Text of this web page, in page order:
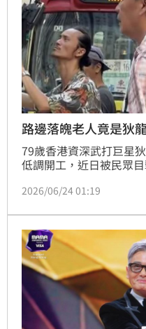
路邊落魄老人竟是狄
79歲香港資深武打巨星
低調開工，近日被民眾
落魄老伯，讓不少路人
厚的演技實力。
2026/06/24 01:19